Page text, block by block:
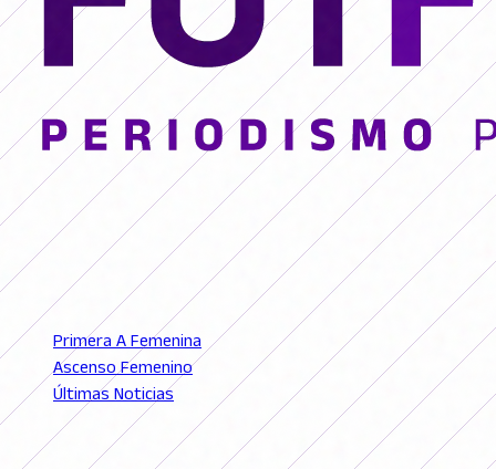
© 2026 FutFemGol. Todos los derechos reservados.
Primera A Femenina
Ascenso Femenino
Últimas Noticias
SECCIONES